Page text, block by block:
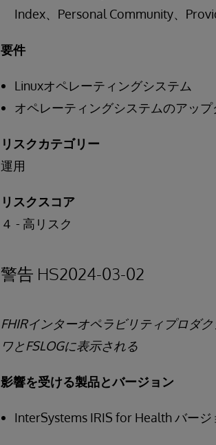
Index、Personal Community、
要件
Linuxオペレーティングシステム
オペレーティングシステムのアップ
リスクカテゴリー
運用
リスクスコア
４ - 高リスク
警告 HS2024-03-02
FHIRインターオペラビリティプロダ
ワとFSLOGに表示される
影響を受ける製品とバージョン
InterSystems IRIS for Health バージ